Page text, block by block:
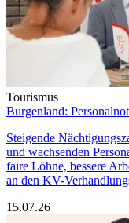
Tourismus
Burgenland:
Steigende
und wachsenden
faire Löhne, bessere
an den KV-
15.07.26